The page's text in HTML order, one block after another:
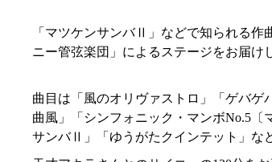
「マツケンサンバⅡ」などで知られる
ニー管弦楽団」によるステージをお届け
曲目は「風のオリヴァストロ」「ゲバゲ
曲風」「シンフォニック・マンボNo.5〔
サンバⅡ」「ゆうがたクインテット」な